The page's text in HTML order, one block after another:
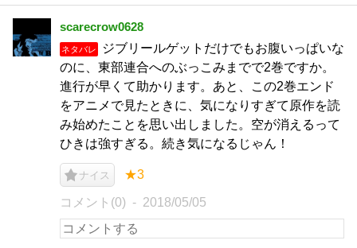
scarecrow0628
ネタバレ
ジブリールゲットだけでもお腹いっぱいな
のに、東部連合へのぶっこみまでで2巻ですか。
進行が早くて助かります。あと、この2巻エンド
をアニメで見たときに、気になりすぎて原作を読
み始めたことを思い出しました。空が消えるって
ひきは強すぎる。続き気になるじゃん！
ナイス ★3
コメント(0) 2018/05/05